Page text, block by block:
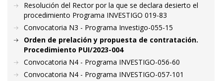
Resolución del Rector por la que se declara desierto el
procedimiento Programa INVESTIGO 019-83
Convocatoria N3 - Programa Investigo-055-15
Orden de prelación y propuesta de contratación.
Procedimiento PUI/2023-004
Convocatoria N4 - Programa INVESTIGO-056-60
Convocatoria N4 - Programa INVESTIGO-057-101